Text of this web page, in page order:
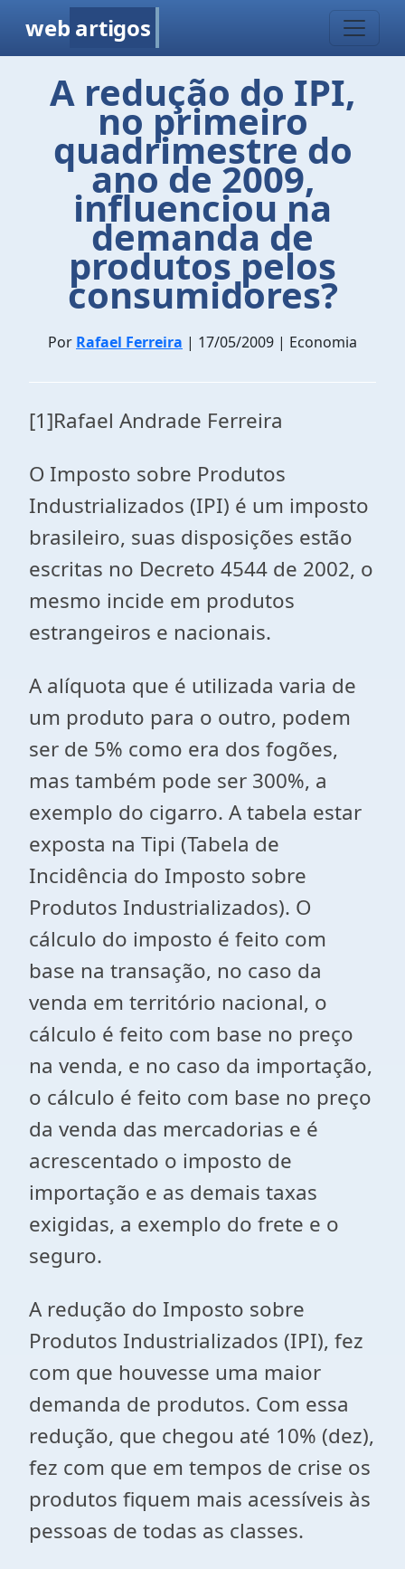
web artigos
A redução do IPI,
no primeiro
quadrimestre do
ano de 2009,
influenciou na
demanda de
produtos pelos
consumidores?
Por Rafael Ferreira | 17/05/2009 | Economia
[1]Rafael Andrade Ferreira
O Imposto sobre Produtos
Industrializados (IPI) é um imposto
brasileiro, suas disposições estão
escritas no Decreto 4544 de 2002, o
mesmo incide em produtos
estrangeiros e nacionais.
A alíquota que é utilizada varia de
um produto para o outro, podem
ser de 5% como era dos fogões,
mas também pode ser 300%, a
exemplo do cigarro. A tabela estar
exposta na Tipi (Tabela de
Incidência do Imposto sobre
Produtos Industrializados). O
cálculo do imposto é feito com
base na transação, no caso da
venda em território nacional, o
cálculo é feito com base no preço
na venda, e no caso da importação,
o cálculo é feito com base no preço
da venda das mercadorias e é
acrescentado o imposto de
importação e as demais taxas
exigidas, a exemplo do frete e o
seguro.
A redução do Imposto sobre
Produtos Industrializados (IPI), fez
com que houvesse uma maior
demanda de produtos. Com essa
redução, que chegou até 10% (dez),
fez com que em tempos de crise os
produtos fiquem mais acessíveis às
pessoas de todas as classes.